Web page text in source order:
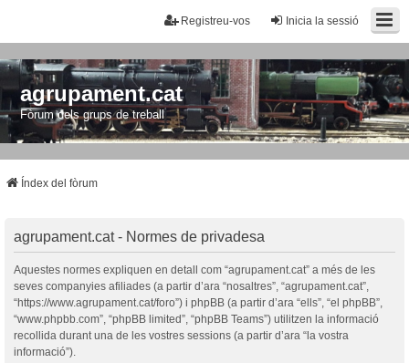
Inicia la sessió
Registreu-vos
agrupament.cat
Fòrum dels grups de treball
Índex del fòrum
agrupament.cat - Normes de privadesa
Aquestes normes expliquen en detall com “agrupament.cat” a més de les
seves companyies afiliades (a partir d’ara “nosaltres”, “agrupament.cat”,
“https://www.agrupament.cat/foro”) i phpBB (a partir d’ara “ells”, “el phpBB”,
“www.phpbb.com”, “phpBB limited”, “phpBB Teams”) utilitzen la informació
recollida durant una de les vostres sessions (a partir d’ara “la vostra
informació”).